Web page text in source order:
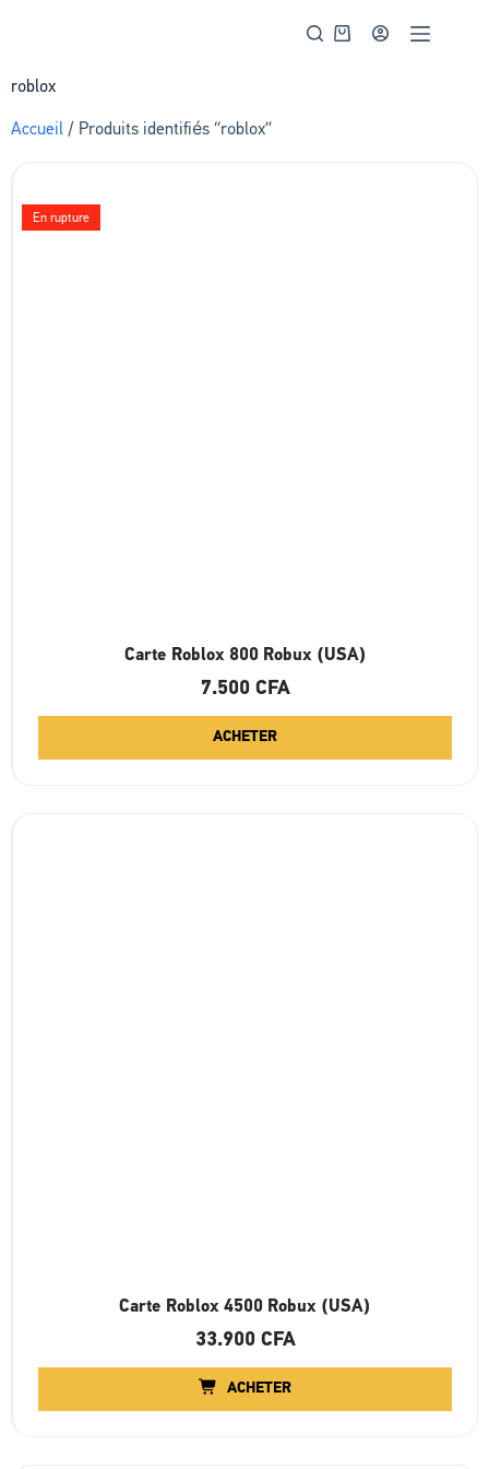
roblox
Accueil / Produits identifiés “roblox”
Carte Roblox 800 Robux (USA)
En rupture
7.500 CFA
ACHETER
Carte Roblox 4500 Robux (USA)
33.900 CFA
ACHETER